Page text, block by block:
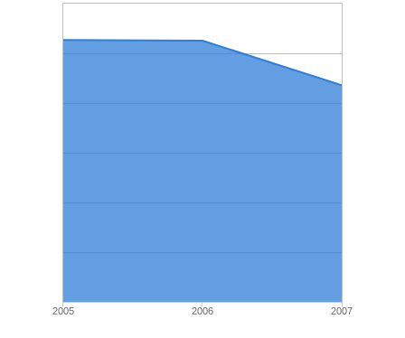
2005 2006 2007